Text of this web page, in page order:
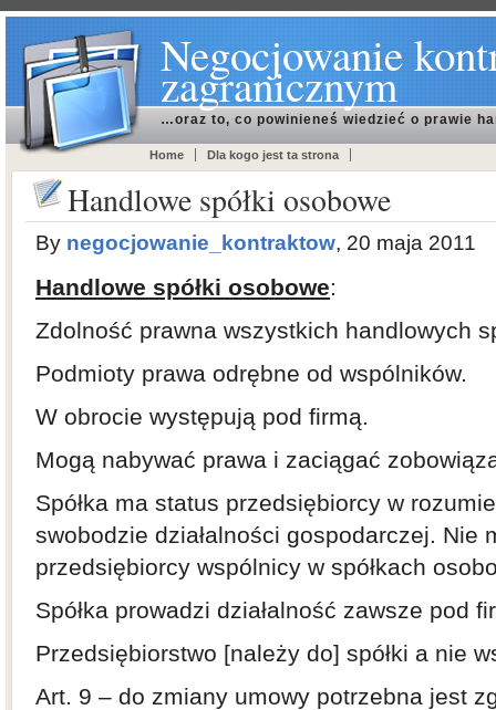
Negocjowanie
zagranicznym
…oraz to, co powinieneś wiedzieć o prawie
Home Dla kogo jest ta strona
Handlowe spółki osobowe
By negocjowanie_kontraktow, 20 maja 2011
Handlowe spółki osobowe:
Zdolność prawna wszystkich handlowych
Podmioty prawa odrębne od wspólników.
W obrocie występują pod firmą.
Mogą nabywać prawa i zaciągać
Spółka ma status przedsiębiorcy w
swobodzie działalności gospodarczej. Nie
przedsiębiorcy wspólnicy w spółkach
Spółka prowadzi działalność zawsze pod
Przedsiębiorstwo [należy do] spółki a nie
Art. 9 – do zmiany umowy potrzebna jest